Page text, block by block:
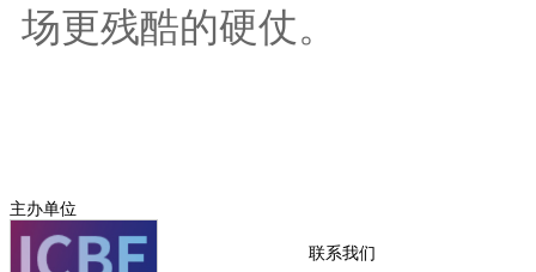
场更残酷的硬仗。
主办单位
联系我们